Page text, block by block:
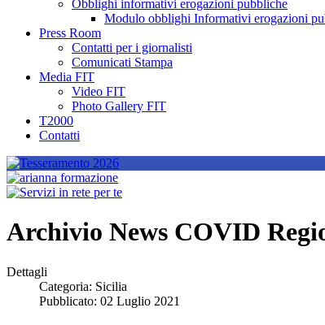
Obblighi informativi erogazioni pubbliche
Modulo obblighi Informativi erogazioni
Press Room
Contatti per i giornalisti
Comunicati Stampa
Media FIT
Video FIT
Photo Gallery FIT
T2000
Contatti
Archivio News COVID
Dettagli
Categoria: Sicilia
Pubblicato: 02 Luglio 2021